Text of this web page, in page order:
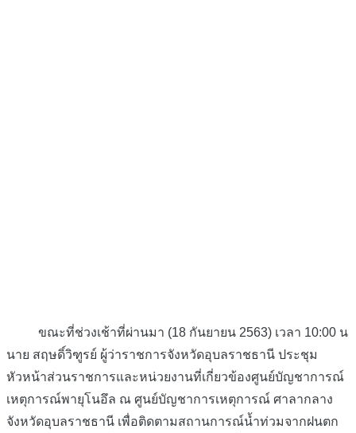
ขณะที่ช่วงเช้าที่ผ่านมา (18 กันยายน 2563) เวลา 10:00 น
นาย สฤษดิ์วิฑูรย์ ผู้ว่าราชการจังหวัดอุบลราชธานี ประชุม
หัวหน้าส่วนราชการและหน่วยงานที่เกี่ยวข้องศูนย์บัญชาการณ์
เหตุการณ์พายุโนอึล ณ ศูนย์บัญชาการเหตุการณ์ ศาลากลาง
จังหวัดอุบลราชธานี เพื่อติดตามสถานการณ์น้ำท่วมจากฝนตก